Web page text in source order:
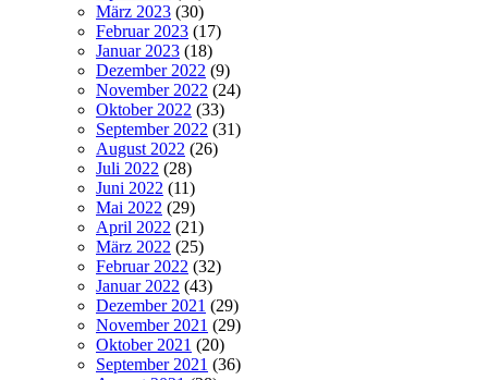
März 2023 (30)
Februar 2023 (17)
Januar 2023 (18)
Dezember 2022 (9)
November 2022 (24)
Oktober 2022 (33)
September 2022 (31)
August 2022 (26)
Juli 2022 (28)
Juni 2022 (11)
Mai 2022 (29)
April 2022 (21)
März 2022 (25)
Februar 2022 (32)
Januar 2022 (43)
Dezember 2021 (29)
November 2021 (29)
Oktober 2021 (20)
September 2021 (36)